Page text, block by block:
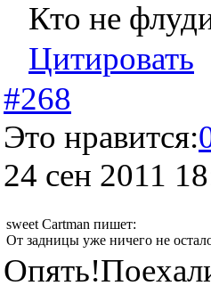
Кто не
Цитировать
#268
Это нравится:
24 сен 2011
sweet Cartman пишет:
От задницы уже ничего не